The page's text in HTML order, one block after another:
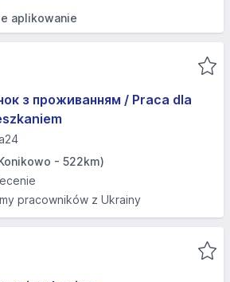
aplikowanie
з проживанням / Praca dla
- 522km)
pracowników z Ukrainy